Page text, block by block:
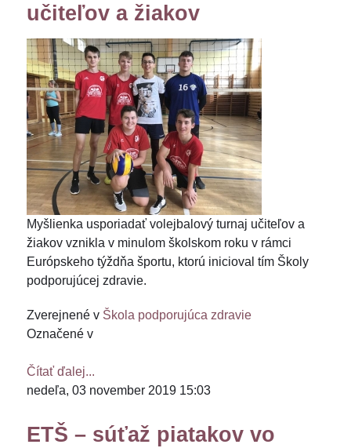
učiteľov a žiakov
Myšlienka usporiadať volejbalový turnaj učiteľov a
žiakov vznikla v minulom školskom roku v rámci
Európskeho týždňa športu, ktorú inicioval tím Školy
podporujúcej zdravie.
Zverejnené v Škola podporujúca zdravie
Označené v
Čítať ďalej...
nedeľa, 03 november 2019 15:03
ETŠ – súťaž piatakov vo